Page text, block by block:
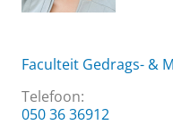
Faculteit Gedrags- &
Telefoon:
050 36 36912